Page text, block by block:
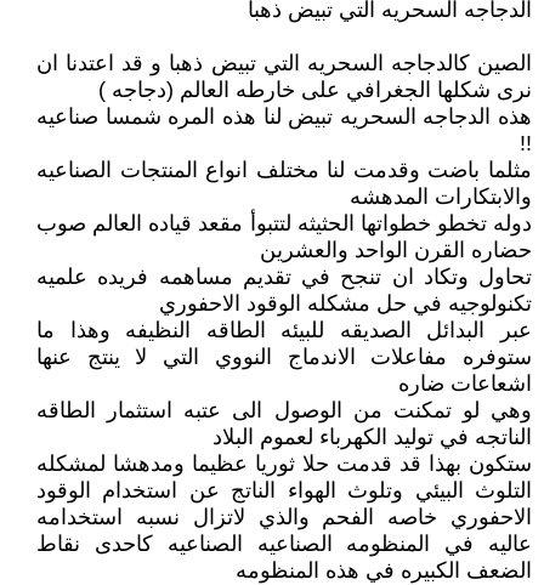
الدجاجه السحريه التي تبيض ذهبا
الصين كالدجاجه السحريه التي تبيض ذهبا و قد اعتدنا ان
نرى شكلها الجغرافي على خارطه العالم (دجاجه )
هذه الدجاجه السحريه تبيض لنا هذه المره شمسا صناعيه
!!
مثلما باضت وقدمت لنا مختلف انواع المنتجات الصناعيه
والابتكارات المدهشه
دوله تخطو خطواتها الحثيثه لتتبوأ مقعد قياده العالم صوب
حضاره القرن الواحد والعشرين
تحاول وتكاد ان تنجح في تقديم مساهمه فريده علميه
تكنولوجيه في حل مشكله الوقود الاحفوري
عبر البدائل الصديقه للبيئه الطاقه النظيفه وهذا ما
ستوفره مفاعلات الاندماج النووي التي لا ينتج عنها
اشعاعات ضاره
وهي لو تمكنت من الوصول الى عتبه استثمار الطاقه
الناتجه في توليد الكهرباء لعموم البلاد
ستكون بهذا قد قدمت حلا ثوريا عظيما ومدهشا لمشكله
التلوث البيئي وتلوث الهواء الناتج عن استخدام الوقود
الاحفوري خاصه الفحم والذي لاتزال نسبه استخدامه
عاليه في المنظومه الصناعيه الصناعيه كاحدى نقاط
الضعف الكبيره في هذه المنظومه